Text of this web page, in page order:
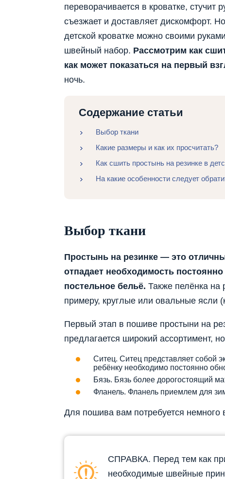
переворачивается в кроватке,
съезжает и доставляет дискомфорт.
детской кроватке можно своими
швейный набор. Рассмотрим как
как может показаться на первый
ночь.
Содержание статьи
Выбор ткани
Какие размеры и как их просчитать?
Как сшить простынь на резинке в
На какие особенности следует
Выбор ткани
Простынь на резинке — это
отпадает необходимость
постельное бельё. Также пелёнка на
примеру, круглые или овальные ясли
Первый этап в пошиве простыни на
предлагается широкий ассортимент,
Ситец. Ситец представляет собой
ребёнку необходимо постоянно
Бязь. Бязь более дорогостоящий
Фланель. Фланель приемлем для
Для пошива вам потребуется
СПРАВКА. Перед тем как
необходимые швейные